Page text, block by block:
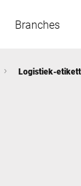
Branches
Logistiek-